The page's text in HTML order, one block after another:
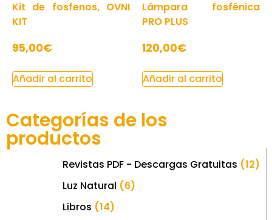
Kit de fosfenos, OVNI
KIT
95,00€
Añadir al carrito
Lámpara fosfénica
PRO PLUS
120,00€
Añadir al carrito
Categorías de los
productos
Revistas PDF - Descargas Gratuitas (12)
Luz Natural (6)
Libros (14)